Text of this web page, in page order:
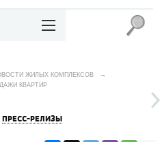
ЖИЛЫХ КОМПЛЕКСОВ
→
КВАРТИР
ПРЕСС-РЕЛИЗЫ